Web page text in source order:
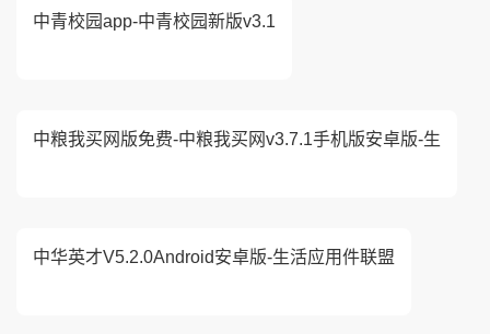
中青校园app-中青校园新版v3.1
中粮我买网版免费-中粮我买网v3.7.1手机版安卓版-生
中华英才V5.2.0Android安卓版-生活应用件联盟